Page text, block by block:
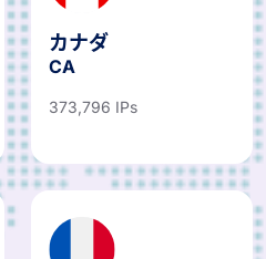
カナダ
CA
373,796 IPs